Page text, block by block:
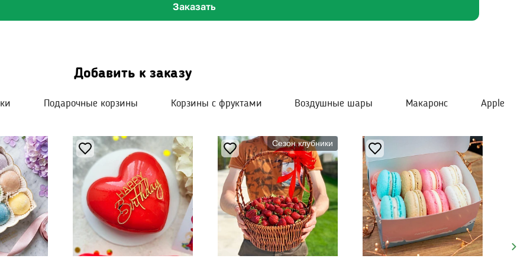
Заказать
Добавить к заказу
Подарочные корзины Корзины с фруктами Воздушные шары Макаронс Apple
Сезон клубники
Next